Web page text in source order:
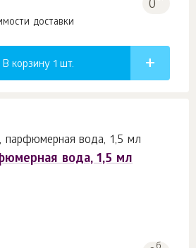
0
доставки
В корзину 1 шт.
вода, 1,5 мл